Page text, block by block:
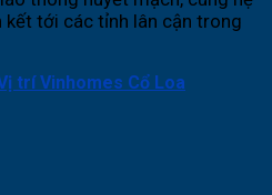
tới các tỉnh lân cận trong
trí Vinhomes Cổ Loa